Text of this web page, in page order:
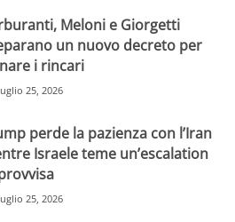
Meloni e Giorgetti
un nuovo decreto per
i rincari
25, 2026
perde la pazienza con l’Iran
Israele teme un’escalation
25, 2026